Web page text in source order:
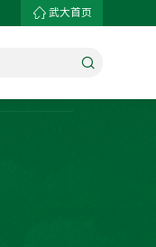
武大首页